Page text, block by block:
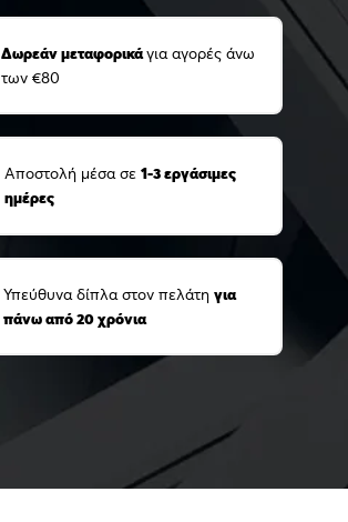
Δωρεάν μεταφορικάγια αγορές άνω
των €80
Αποστολή μέσα σε 1-3 εργάσιμες
ημέρες
Υπεύθυνα δίπλα στον πελάτη για
πάνω από 20 χρόνια